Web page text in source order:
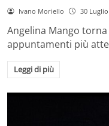
Ivano Moriello 30
Angelina Mango
appuntamenti più
Leggi di più